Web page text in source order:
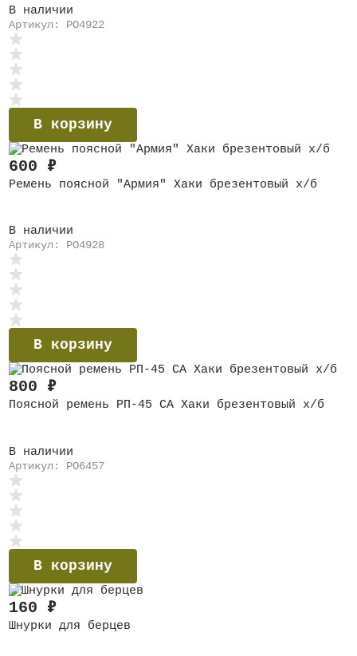
В наличии
Артикул: PO4922
В корзину
600 ₽
Ремень поясной "Армия" Хаки брезентовый х/б
В наличии
Артикул: PO4928
В корзину
800 ₽
Поясной ремень РП-45 СА Хаки брезентовый х/б
В наличии
Артикул: PO6457
В корзину
160 ₽
Шнурки для берцев